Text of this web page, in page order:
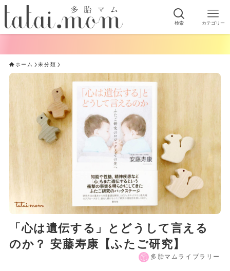
検索 カテゴリー
ホーム 未分類
「心は遺伝する」とどうして言える
のか？ 安藤寿康【ふたご研究】
多胎マムライブラリー